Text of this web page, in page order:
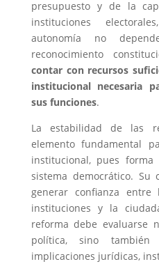
presupuesto y de la
instituciones
autonomía no
reconocimiento
contar con recursos
institucional necesaria
sus funciones.
La estabilidad de las
elemento fundamental
institucional, pues
sistema democrático. Su
generar confianza entre
instituciones y la
reforma debe evaluarse
política, sino
implicaciones jurídicas,